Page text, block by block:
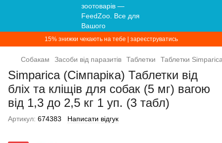
15% знижки чекають на тебе | зареєструватись
Собакам Засоби від паразитів Таблетки Таблетки
Simparica (Сімпаріка) Таблетки від
бліх та кліщів для собак (5 мг) вагою
від 1,3 до 2,5 кг 1 уп. (3 табл)
Артикул: 674383 Написати відгук